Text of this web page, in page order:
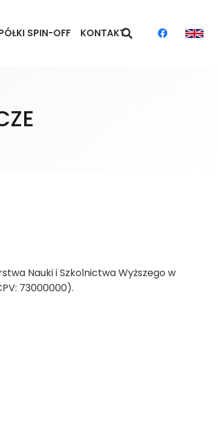
SPIN-OFF KONTAKT
Nauki i Szkolnictwa Wyższego w
73000000).